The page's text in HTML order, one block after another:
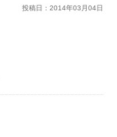
投稿日： 2014年03 月04日